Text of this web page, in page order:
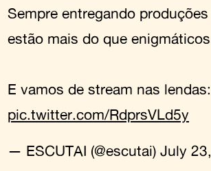
Sempre entregando
estão mais do que
E vamos de stream nas lendas:
pic.twitter.com/RdprsVLd5y
— ESCUTAI (@escutai) July